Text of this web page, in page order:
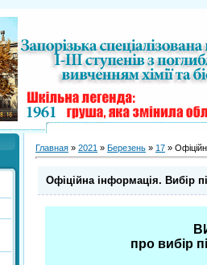
Главная » 2021 » Березень » 17 »
Офіційна інформація. Вибір
про вибір